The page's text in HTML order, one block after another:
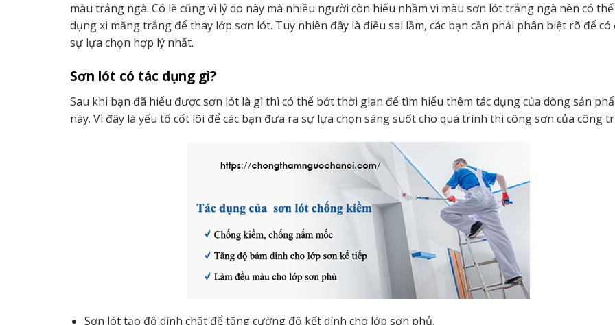
màu trắng ngà. Có lẽ cũng vì lý do này mà nhiều người còn hiểu nhầm vì màu sơn lót trắng ngà nên có
dụng xi măng trắng để thay lớp sơn lót. Tuy nhiên đây là điều sai lầm, các bạn cần phải phân biệt rõ để có
sự lựa chọn hợp lý nhất.
Sơn lót có tác dụng gì?
Sau khi bạn đã hiểu được sơn lót là gì thì có thể bớt thời gian để tìm hiểu thêm tác dụng của dòng sản
này. Vì đây là yếu tố cốt lõi để các bạn đưa ra sự lựa chọn sáng suốt cho quá trình thi công sơn của công
Sơn lót tạo độ dính chặt để tăng cường độ kết dính cho lớp sơn phủ.